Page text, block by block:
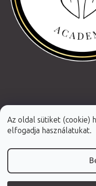
Az oldal sütiket (cookie)
elfogadja használatukat.